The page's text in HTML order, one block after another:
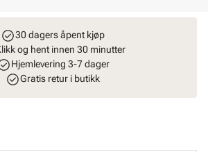
30 dagers åpent kjøp
og hent innen 30 minutter
Hjemlevering 3-7 dager
Gratis retur i butikk